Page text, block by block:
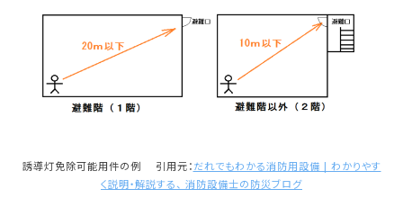
誘導灯免除可能用件の例 引用元：だれでもわかる消防用設備 | わかりやす
く説明・解説する、 消防設備士の防災ブログ